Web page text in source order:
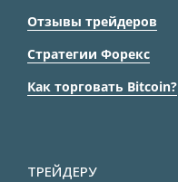
Отзывы трейдеров
Стратегии Форекс
Как торговать Bitcoin?
ТРЕЙДЕРУ